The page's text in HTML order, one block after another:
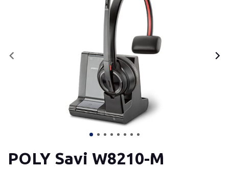
POLY Savi W8210-M